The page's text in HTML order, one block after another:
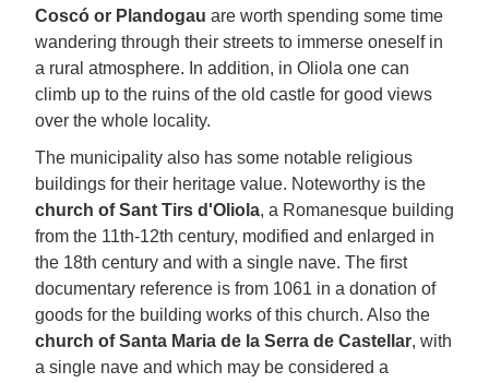
Coscó or Plandogau are worth spending some time
wandering through their streets to immerse oneself in
a rural atmosphere. In addition, in Oliola one can
climb up to the ruins of the old castle for good views
over the whole locality.
The municipality also has some notable religious
buildings for their heritage value. Noteworthy is the
church of Sant Tirs d'Oliola, a Romanesque building
from the 11th-12th century, modified and enlarged in
the 18th century and with a single nave. The first
documentary reference is from 1061 in a donation of
goods for the building works of this church. Also the
church of Santa Maria de la Serra de Castellar, with
a single nave and which may be considered a